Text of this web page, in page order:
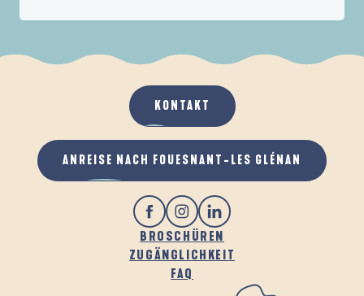
UNTERKÜNFTE
GASTRONOMIE
BROSCHÜREN
ZUGÄNGLICHKEIT
FAQ
KONTAKT
ANREISE NACH FOUESNANT-LES GLÉNAN